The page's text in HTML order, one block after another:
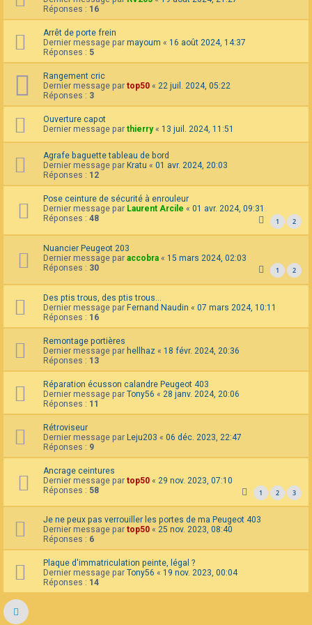
Réponses : 16
Arrêt de porte frein
Dernier message par mayoum « 16 août 2024, 14:37
Réponses : 5
Rangement cric
Dernier message par top50 « 22 juil. 2024, 05:22
Réponses : 3
Ouverture capot
Dernier message par thierry« 13 juil. 2024, 11:51
Agrafe baguette tableau de bord
Dernier message par Kratu « 01 avr. 2024, 20:03
Réponses : 12
Pose ceinture de sécurité à enrouleur
Dernier message par Laurent Arcile « 01 avr. 2024, 09:31
Réponses : 48 1 2
Nuancier Peugeot 203
Dernier message par accobra « 15 mars 2024, 02:03
Réponses : 30 1 2
Des ptis trous, des ptis trous...
Dernier message par Fernand Naudin « 07 mars 2024, 10:11
Réponses : 16
Remontage portières
Dernier message par hellhaz « 18 févr. 2024, 20:36
Réponses : 13
Réparation écusson calandre Peugeot 403
Dernier message par Tony56 « 28 janv. 2024, 20:06
Réponses : 11
Rétroviseur
Dernier message par Leju203 « 06 déc. 2023, 22:47
Réponses : 9
Ancrage ceintures
Dernier message par top50 « 29 nov. 2023, 07:10
Réponses : 58 1 2 3
Je ne peux pas verrouiller les portes de ma Peugeot 403
Dernier message par top50 « 25 nov. 2023, 08:40
Réponses : 6
Plaque d'immatriculation peinte, légal ?
Dernier message par Tony56 « 19 nov. 2023, 00:04
Réponses : 14